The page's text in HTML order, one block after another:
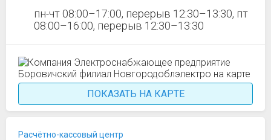
пн-чт 08:00–17:00, перерыв 12:30–13:30, пт
08:00–16:00, перерыв 12:30–13:30
ПОКАЗАТЬ НА КАРТЕ
Расчётно-кассовый центр